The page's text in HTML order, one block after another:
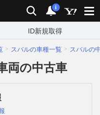
検索 通知
i
ID新規取得
スバルの車種一覧 スバルの
両の中古車